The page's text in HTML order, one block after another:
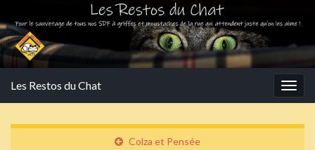
Les Restos du Chat
Colza et Pensée